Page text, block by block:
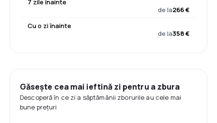
7 zile înainte
de la266 €
Cu o zi înainte
de la358 €
Găsește cea mai ieftină zi pentru a zbura
Descoperă în ce zi a săptămânii zborurile au cele mai
bune prețuri